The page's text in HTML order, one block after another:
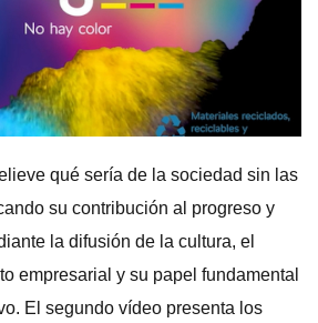
qué sería de la sociedad sin las
su contribución al progreso y
la difusión de la cultura, el
empresarial y su papel fundamental
El segundo vídeo presenta los